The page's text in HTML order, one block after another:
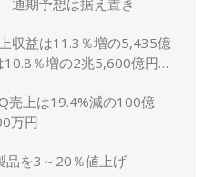
通期予想は据え置き
収益は11.3％増の5,435億
％増の2兆5,600億円に
売上は19.4%減の100億
万円
品を3～20％値上げ